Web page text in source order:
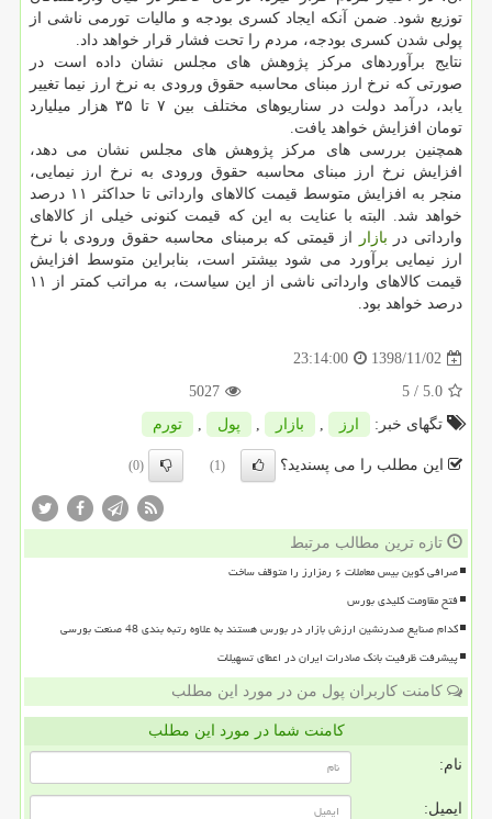
توزیع شود. ضمن آنكه ایجاد كسری بودجه و مالیات تورمی ناشی از
پولی شدن كسری بودجه، مردم را تحت فشار قرار خواهد داد.
نتایج برآوردهای مركز پژوهش های مجلس نشان داده است در
صورتی كه نرخ ارز مبنای محاسبه حقوق ورودی به نرخ ارز نیما تغییر
یابد، درآمد دولت در سناریوهای مختلف بین ۷ تا ۳۵ هزار میلیارد
تومان افزایش خواهد یافت.
همچنین بررسی های مركز پژوهش های مجلس نشان می دهد،
افزایش نرخ ارز مبنای محاسبه حقوق ورودی به نرخ ارز نیمایی،
منجر به افزایش متوسط قیمت كالاهای وارداتی تا حداكثر ۱۱ درصد
خواهد شد. البته با عنایت به این كه قیمت كنونی خیلی از كالاهای
وارداتی در بازار
از قیمتی كه برمبنای محاسبه حقوق ورودی با نرخ
ارز نیمایی برآورد می شود بیشتر است، بنابراین متوسط افزایش
قیمت كالاهای وارداتی ناشی از این سیاست، به مراتب كمتر از ۱۱
درصد خواهد بود.
1398/11/02
23:14:00
5.0
/ 5
5027
تگهای خبر:
ارز , بازار , پول , تورم
این مطلب را می پسندید؟ (1)
(0)
تازه ترین مطالب مرتبط
صرافی کوین بیس معاملات ۶ رمزارز را متوقف ساخت
فتح مقاومت کلیدی بورس
کدام صنایع صدرنشین ارزش بازار در بورس هستند به علاوه رتبه بندی 48 صنعت بورسی
پیشرفت ظرفیت بانک صادرات ایران در اعطای تسهیلات
کامنت کاربران پول من در مورد این مطلب
کامنت شما در مورد این مطلب
نام:
ایمیل: